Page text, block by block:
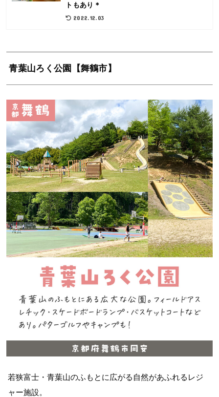
トもあり＊
2022.12.03
青葉山ろく公園【舞鶴市】
若狭富士・青葉山のふもとに広がる自然があふれるレジ
ャー施設。